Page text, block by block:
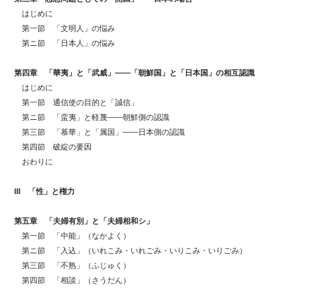
はじめに
第一節 「文明人」の悩み
第ニ節 「日本人」の悩み
第四章 「華夷」と「武威」――「朝鮮国」と「日本国」の相互認識
はじめに
第一節 通信使の目的と「誠信」
第ニ節 「蛮夷」と軽蔑――朝鮮側の認識
第三節 「慕華」と「属国」――日本側の認識
第四節 破綻の要因
おわりに
「性」と権力
第五章 「夫婦有別」と「夫婦相和シ」
第一節 「中能」（なかよく）
第ニ節 「入込」（いれこみ・いれごみ・いりこみ・いりごみ）
第三節 「不熟」（ふじゅく）
第四節 「相談」（さうだん）